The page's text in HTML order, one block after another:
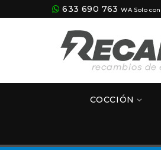
633 690 763 WA Solo
COCCIÓN